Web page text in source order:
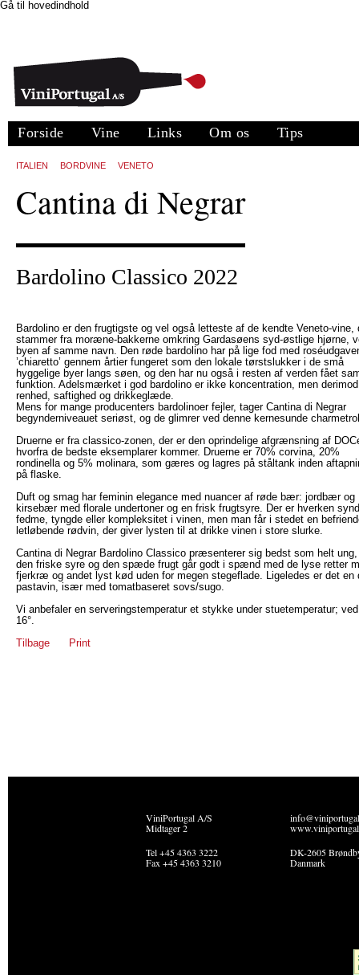
Gå til hovedindhold
Forside Vine Links Om os Tips
ITALIEN BORDVINE VENETO
Cantina di Negrar
Bardolino Classico 2022
Bardolino er den frugtigste og vel også letteste af de kendte Veneto-vine,
stammer fra moræne-bakkerne omkring Gardasøens syd-østlige hjørne,
byen af samme navn. Den røde bardolino har på lige fod med
’chiaretto’ gennem årtier fungeret som den lokale tørstslukker i de små
hyggelige byer langs søen, og den har nu også i resten af verden fået
funktion. Adelsmærket i god bardolino er ikke koncentration, men derimod
renhed, saftighed og drikkeglæde.
Mens for mange producenters bardolinoer fejler, tager Cantina di Negrar
begynderniveauet seriøst, og de glimrer ved denne kernesunde
Druerne er fra classico-zonen, der er den oprindelige afgrænsning af
hvorfra de bedste eksemplarer kommer. Druerne er 70% corvina, 20%
rondinella og 5% molinara, som gæres og lagres på ståltank inden
på flaske.
Duft og smag har feminin elegance med nuancer af røde bær: jordbær og
kirsebær med florale undertoner og en frisk frugtsyre. Der er hverken
fedme, tyngde eller kompleksitet i vinen, men man får i stedet en
letløbende rødvin, der giver lysten til at drikke vinen i store slurke.
Cantina di Negrar Bardolino Classico præsenterer sig bedst som helt
den friske syre og den spæde frugt går godt i spænd med de lyse retter
fjerkræ og andet lyst kød uden for megen stegeflade. Ligeledes er det en
pastavin, især med tomatbaseret sovs/sugo.
Vi anbefaler en serveringstemperatur et stykke under stuetemperatur;
16°.
Tilbage
Print
ViniPortugal A/S
Midtager 2
Tel +45 4363 3222
Fax +45 4363 3210
DK-2605
Danmark